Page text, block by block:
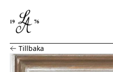
Olja på pannå, signerad Tore
Tillbaka